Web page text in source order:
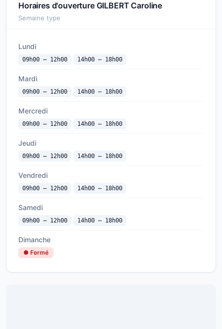
Horaires d'ouverture GILBERT Caroline
Semaine type
Lundi
09h00 — 12h00 14h00 — 18h00
Mardi
09h00 — 12h00 14h00 — 18h00
Mercredi
09h00 — 12h00 14h00 — 18h00
Jeudi
09h00 — 12h00 14h00 — 18h00
Vendredi
09h00 — 12h00 14h00 — 18h00
Samedi
09h00 — 12h00 14h00 — 18h00
Dimanche
● Fermé